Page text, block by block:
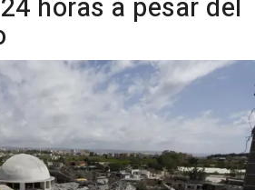
horas a pesar del